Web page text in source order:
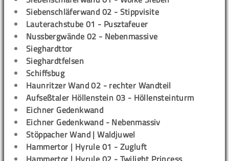
Siebenschläferwand 02 - Stippvisite
Lauterachstube 01 - Pusztafeuer
Nussbergwände 02 - Nebenmassive
Sieghardttor
Sieghardtfelsen
Schiffsbug
Haunritzer Wand 02 - rechter Wandteil
Aufseßtaler Höllenstein 03 - Höllensteinturm
Eichner Gedenkwand
Eichner Gedenkwand - Nebenmassiv
Stöppacher Wand | Waldjuwel
Hammertor | Hyrule 01 - Zugluft